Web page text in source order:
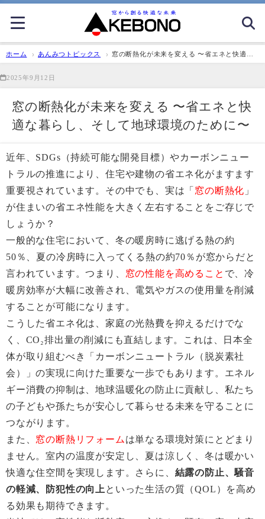
ホーム あんみつトピックス
窓の断熱化が未来を変える 〜省エネと快適な
2025年9月12日
窓の断熱化が未来を変える 〜省エネと快
適な暮らし、そして地球環境のために〜
近年、SDGs（持続可能な開発目標）やカーボンニュー
トラルの推進により、住宅や建物の省エネ化がますます
重要視されています。その中でも、実は「 窓の断熱化 」
が住まいの省エネ性能を大きく左右することをご存じで
しょうか？
一般的な住宅において、冬の暖房時に逃げる熱の約
50％、夏の冷房時に入ってくる熱の約70％が窓からだと
言われています。つまり、 窓の性能を高めること で、冷
暖房効率が大幅に改善され、電気やガスの使用量を削減
することが可能になります。
こうした省エネ化は、家庭の光熱費を抑えるだけでな
く、CO₂排出量の削減にも直結します。これは、日本全
体が取り組むべき「カーボンニュートラル（脱炭素社
会）」の実現に向けた重要な一歩でもあります。エネル
ギー消費の抑制は、地球温暖化の防止に貢献し、私たち
の子どもや孫たちが安心して暮らせる未来を守ることに
つながります。
また、 窓の断熱リフォーム は単なる環境対策にとどまり
ません。室内の温度が安定し、夏は涼しく、冬は暖かい
快適な住空間を実現します。さらに、 結露の防止、騒音
の軽減、防犯性の向上 といった生活の質（QOL）を高め
る効果も期待できます。